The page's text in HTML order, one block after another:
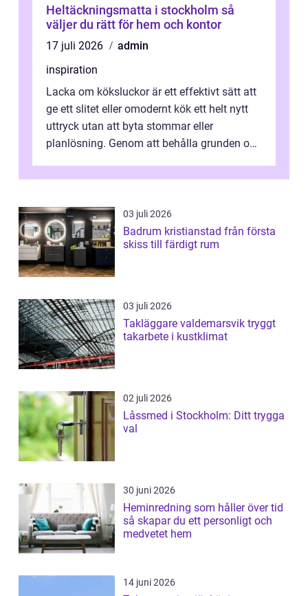
Heltäckningsmatta i stockholm så
väljer du rätt för hem och kontor
17 juli 2026
admin
inspiration
Lacka om köksluckor är ett effektivt sätt att
ge ett slitet eller omodernt kök ett helt nytt
uttryck utan att byta stommar eller
planlösning. Genom att behålla grunden och
03 juli 2026
Badrum kristianstad från första
skiss till färdigt rum
03 juli 2026
Takläggare valdemarsvik tryggt
takarbete i kustklimat
02 juli 2026
Låssmed i Stockholm: Ditt trygga
val
30 juni 2026
Heminredning som håller över tid
så skapar du ett personligt och
medvetet hem
14 juni 2026